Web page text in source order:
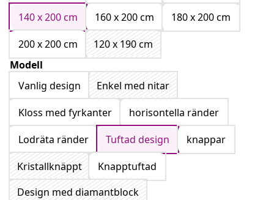
140 x 200 cm
160 x 200 cm
180 x 200 cm
200 x 200 cm
120 x 190 cm
Modell
Vanlig design
Enkel med nitar
Kloss med fyrkanter
horisontella ränder
Lodräta ränder
Tuftad design
knappar
Kristallknäppt
Knapptuftad
Design med diamantblock